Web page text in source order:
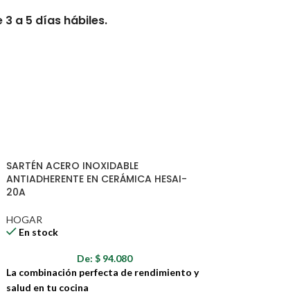
3 a 5 días hábiles.
por clima, derrumbes,
y otras novedades
entrega tendrán tiempos de
de transporte que esto genere.
SARTÉN ACERO INOXIDABLE
ANTIADHERENTE EN CERÁMICA HESAI-
20A
HOGAR
En stock
De:$ 94.080
La combinación perfecta de rendimiento y
salud en tu cocina